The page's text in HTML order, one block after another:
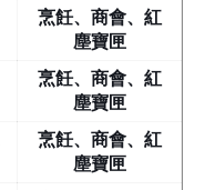
烹飪、商會、紅
塵寶匣
烹飪、商會、紅
塵寶匣
烹飪、商會、紅
塵寶匣